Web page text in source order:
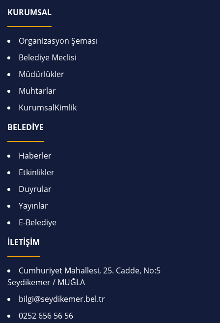
KURUMSAL
Organizasyon Şeması
Belediye Meclisi
Müdürlükler
Muhtarlar
KurumsalKimlik
BELEDİYE
Haberler
Etkinlikler
Duyrular
Yayınlar
E-Belediye
İLETİŞİM
Cumhuriyet Mahallesi, 25. Cadde, No:5
Seydikemer / MUĞLA
bilgi@seydikemer.bel.tr
0252 656 56 56